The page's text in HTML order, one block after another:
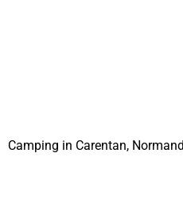
Camping in Carentan,